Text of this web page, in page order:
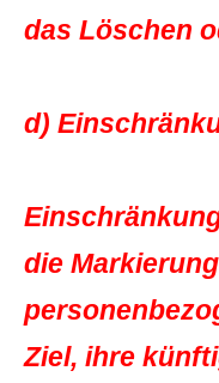
das Löschen
d)
die
Ziel, ihre